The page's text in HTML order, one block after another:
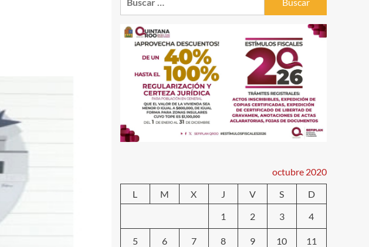
octubre 2020
L
M X J V S
D
1
2 3 4
5 6 7 8 9 10 11